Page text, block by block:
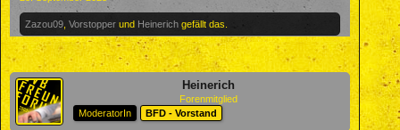
Zazou09 Vorstopper und Heinerich gefällt das.
Heinerich
Forenmitglied
ModeratorIn
BFD - Vorstand